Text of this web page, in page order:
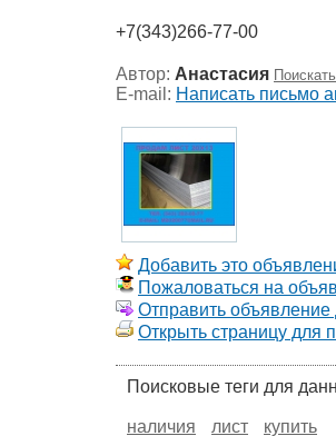
+7(343)266-77-00
Автор: Анастасия
E-mail: Написать письмо
Добавить это
Пожаловаться на
Отправить объявление
Открыть страницу для
Поисковые теги для
наличия лист купить